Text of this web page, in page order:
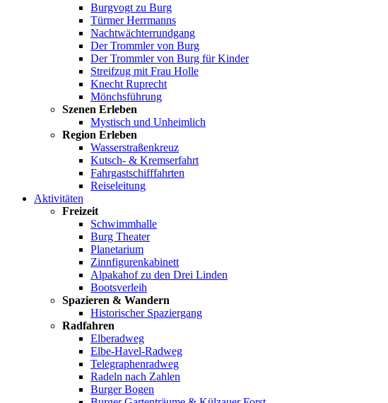
Burgvogt zu Burg
Türmer Herrmanns
Nachtwächterrundgang
Der Trommler von Burg
Der Trommler von Burg für Kinder
Streifzug mit Frau Holle
Knecht Ruprecht
Mönchsführung
Szenen Erleben
Mystisch und Unheimlich
Region Erleben
Wasserstraßenkreuz
Kutsch- & Kremserfahrt
Fahrgastschifffahrten
Reiseleitung
Aktivitäten
Freizeit
Schwimmhalle
Burg Theater
Planetarium
Zinnfigurenkabinett
Alpakahof zu den Drei Linden
Bootsverleih
Spazieren & Wandern
Historischer Spaziergang
Radfahren
Elberadweg
Elbe-Havel-Radweg
Telegraphenradweg
Radeln nach Zahlen
Burger Bogen